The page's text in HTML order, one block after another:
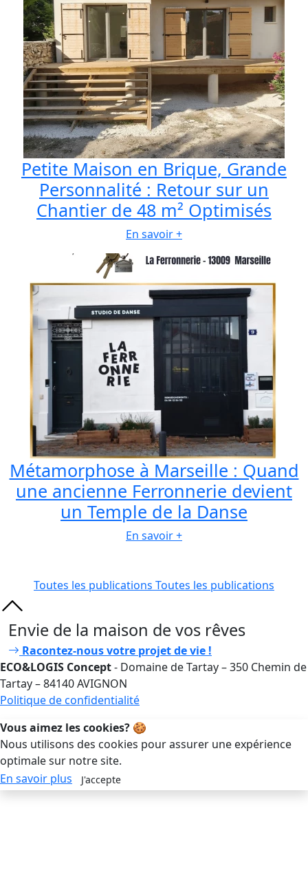
Petite Maison en Brique, Grande
Personnalité : Retour sur un
Chantier de 48 m² Optimisés
En savoir +
Métamorphose à Marseille : Quand
une ancienne Ferronnerie devient
un Temple de la Danse
En savoir +
Toutes les publications Toutes les publications
Envie de la maison de vos rêves
Racontez-nous votre projet de vie !
ECO&LOGIS Concept- Domaine de Tartay – 350 Chemin de
Tartay – 84140 AVIGNON
Politique de confidentialité
Vous aimez les cookies? 🍪
Nous utilisons des cookies pour assurer une expérience
optimale sur notre site.
En savoir plus
J'accepte